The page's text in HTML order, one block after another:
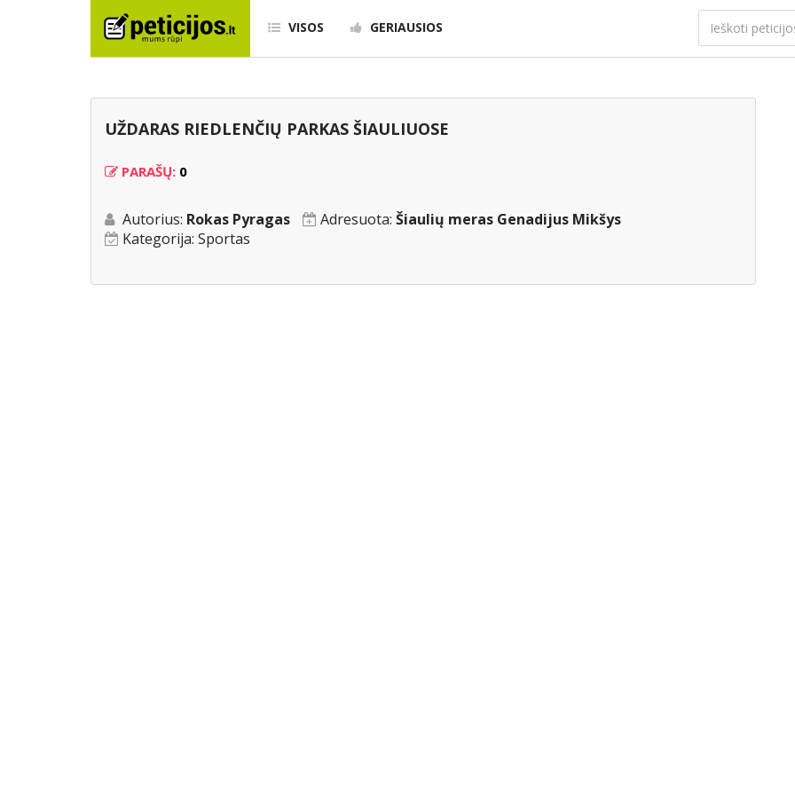
VISOS GERIAUSIOS
UŽDARAS RIEDLENČIŲ PARKAS ŠIAULIUOSE
PARAŠŲ: 0
Autorius: Rokas Pyragas Adresuota: Šiaulių meras Genadijus Mikšys
Kategorija: Sportas